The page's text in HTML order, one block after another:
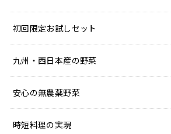
初回限定お試しセット
九州・西日本産の野菜
安心の無農薬野菜
時短料理の実現